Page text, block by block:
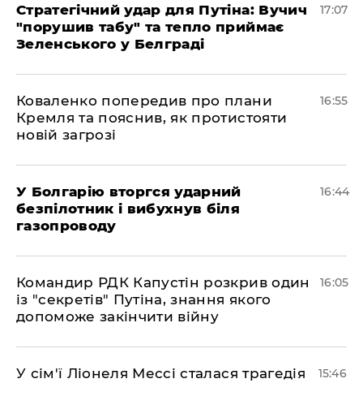
Стратегічний удар для Путіна: Вучич
"порушив табу" та тепло приймає
Зеленського у Белграді
17:07
Коваленко попередив про плани
Кремля та пояснив, як протистояти
новій загрозі
16:55
У Болгарію вторгся ударний
безпілотник і вибухнув біля
газопроводу
16:44
Командир РДК Капустін розкрив один
із "секретів" Путіна, знання якого
допоможе закінчити війну
16:05
У сім'ї Ліонеля Мессі сталася трагедія 15:46